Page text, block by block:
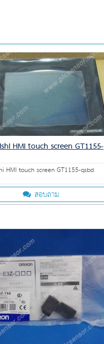
HMI touch screen GT1155-
HMI touch screen GT1155-qsbd
สอบถาม